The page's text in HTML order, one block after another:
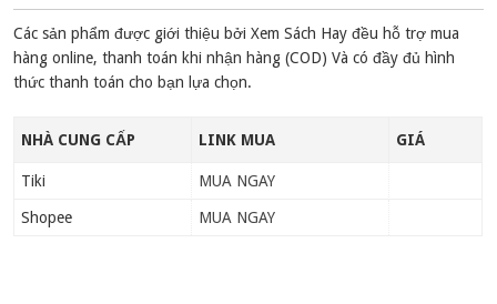
Các sản phẩm được giới thiệu bởi Xem Sách Hay đều hỗ trợ mua
hàng online, thanh toán khi nhận hàng (COD) Và có đầy đủ hình
thức thanh toán cho bạn lựa chọn.
NHÀ CUNG CẤP LINK MUA GIÁ
Tiki MUA NGAY
Shopee MUA NGAY